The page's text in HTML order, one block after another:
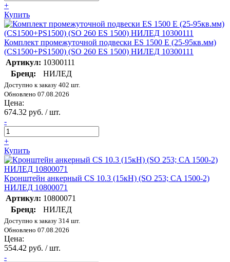
+
Купить
Комплект промежуточной подвески ES 1500 E (25-95кв.мм)
(CS1500+PS1500) (SO 260 ES 1500) НИЛЕД 10300111
Артикул: 10300111
Бренд:
НИЛЕД
Доступно к заказу 402 шт.
Обновлено 07.08.2026
Цена:
674.32 руб. / шт.
-
+
Купить
Кронштейн анкерный CS 10.3 (15кН) (SO 253; CA 1500-2)
НИЛЕД 10800071
Артикул: 10800071
Бренд:
НИЛЕД
Доступно к заказу 314 шт.
Обновлено 07.08.2026
Цена:
554.42 руб. / шт.
-